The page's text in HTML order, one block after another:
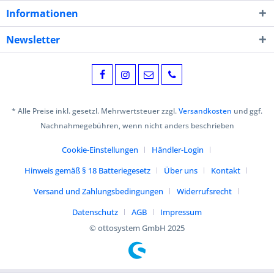
Informationen
Newsletter
* Alle Preise inkl. gesetzl. Mehrwertsteuer zzgl.Versandkosten und ggf.
Nachnahmegebühren, wenn nicht anders beschrieben
Cookie-Einstellungen
Händler-Login
Hinweis gemäß § 18 Batteriegesetz
Über uns
Kontakt
Versand und Zahlungsbedingungen
Widerrufsrecht
Datenschutz
AGB
Impressum
© ottosystem GmbH 2025